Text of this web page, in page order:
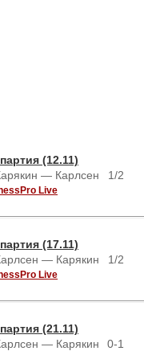
(12.11)
— Карлсен
1/2
Live
(17.11)
— Карякин
1/2
Live
(21.11)
— Карякин
0-1